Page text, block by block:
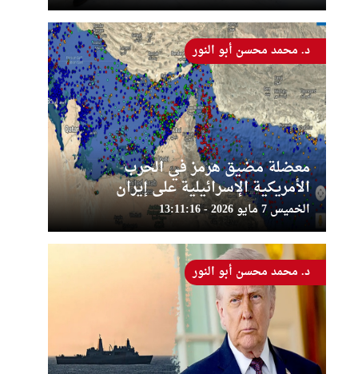
معضلة مضيق هرمز في الحرب
الأمريكية الإسرائيلية على إيران
الخميس 7 مايو 2026 - 13:11:16
د. محمد محسن أبو النور
د. محمد محسن أبو النور